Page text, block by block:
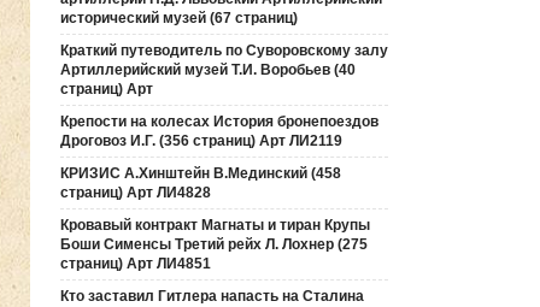
исторический музей (67 страниц)
Краткий путеводитель по Суворовскому залу
Артиллерийский музей Т.И. Воробьев (40
страниц) Арт
Крепости на колесах История бронепоездов
Дроговоз И.Г. (356 страниц) Арт ЛИ2119
КРИЗИС А.Хинштейн В.Мединский (458
страниц) Арт ЛИ4828
Кровавый контракт Магнаты и тиран Крупы
Боши Сименсы Третий рейх Л. Лохнер (275
страниц) Арт ЛИ4851
Кто заставил Гитлера напасть на Сталина